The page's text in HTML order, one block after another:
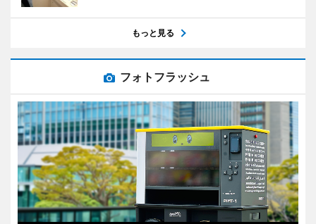
もっと見る
フォトフラッシュ